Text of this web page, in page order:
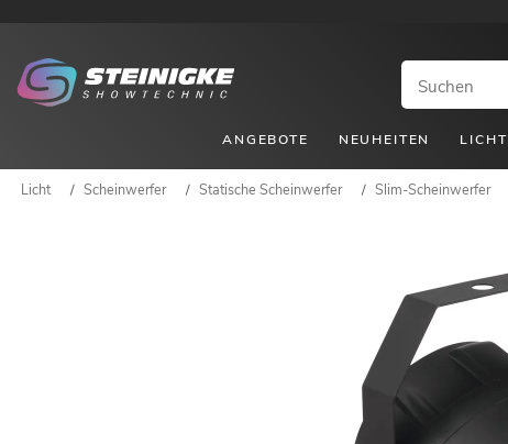
ANGEBOTE NEUHEITEN LICHT
Licht / Scheinwerfer / Statische Scheinwerfer / Slim-Scheinwerfer